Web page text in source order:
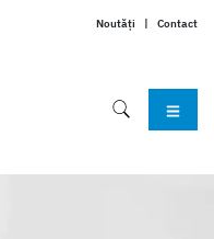
Noutăți | Contact